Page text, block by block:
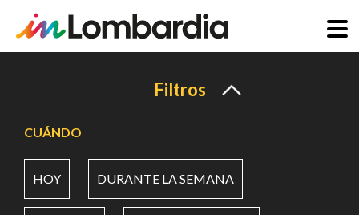
principal
Filtros
CUÁNDO
HOY DURANTE LA SEMANA